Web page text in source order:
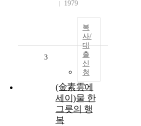
1979
복
사/
대
출
신
청
3
(金素雲에
세이)물 한
그릇의 행
복